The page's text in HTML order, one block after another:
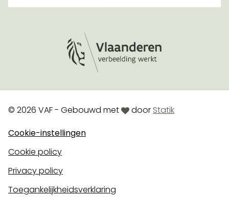
© 2026 VAF - Gebouwd metlovedoor Statik
Cookie-instellingen
Cookie policy
Privacy policy
Toegankelijkheidsverklaring